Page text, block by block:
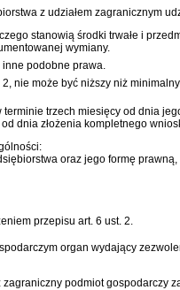
z udziałem zagranicznym
stanowią środki trwałe i
wymiany.
podobne prawa.
nie może być niższy niż
trzech miesięcy od dnia
dnia złożenia kompletnego
oraz jego formę prawną,
przepisu art. 6 ust. 2.
organ wydający
podmiot gospodarczy